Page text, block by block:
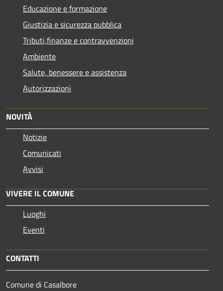
Educazione e formazione
Giustizia e sicurezza pubblica
Tributi,finanze e contravvenzioni
Ambiente
Salute, benessere e assistenza
Autorizzazioni
NOVITÀ
Notizie
Comunicati
Avvisi
VIVERE IL COMUNE
Luoghi
Eventi
CONTATTI
Comune di Casalbore